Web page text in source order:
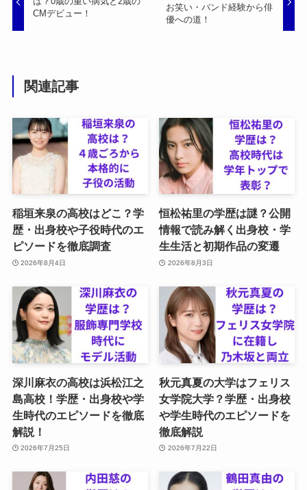
CMデビュー！
お笑い・バンド経験から俳
優への道！
関連記事
稲垣来泉の高校はどこ？学
歴・出身校や子役時代のエ
ピソードを徹底調査
2026年8月4日
恒松祐里の学歴は謎？公開
情報で読み解く出身校・学
生生活と初期作品の変遷
2026年8月3日
深川麻衣の高校は浜松江之
島高校！学歴・出身校や学
生時代のエピソードを徹底
解説！
2026年7月25日
秋元真夏の大学はフェリス
女学院大学？学歴・出身校
や学生時代のエピソードを
徹底解説
2026年7月22日